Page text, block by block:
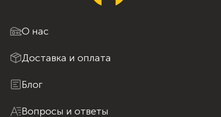
О нас
Доставка и оплата
Блог
Вопросы и ответы